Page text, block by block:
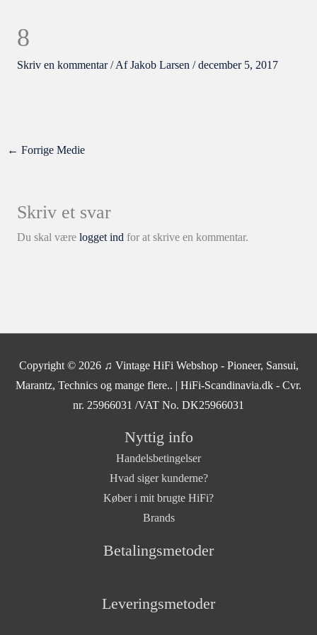
8
Skriv en kommentar / AfJakob Larsen /december 5, 2017
← Forrige Medie
Skriv et svar
Du skal være logget indfor at skrive en kommentar.
Copyright © 2026 ♫ Vintage HiFi Webshop - Pioneer, Sansui,
Marantz, Technics og mange flere.. | HiFi-Scandinavia.dk - Cvr.
nr. 25966031 /VAT No. DK25966031
Nyttig info
Handelsbetingelser
Hvad siger kunderne?
Køber i mit brugte HiFi?
Brands
Betalingsmetoder
Leveringsmetoder